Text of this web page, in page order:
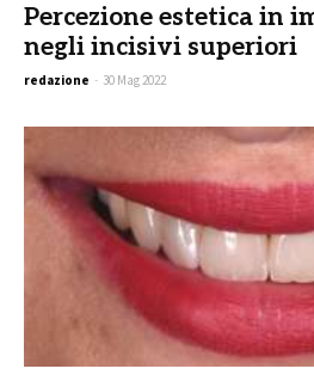
Percezione estetica in
negli incisivi superiori
redazione - 30 Mag 2022